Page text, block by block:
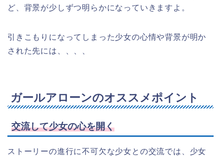
ど、背景が少しずつ明らかになっていきますよ。
引きこもりになってしまった少女の心情や背景が明か
された先には、、、、
ガールアローンのオススメポイント
交流して少女の心を開く
ストーリーの進行に不可欠な少女との交流では、少女